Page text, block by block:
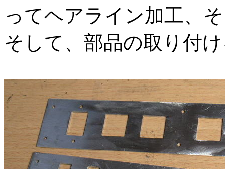
ってヘアライン加工、
そして、部品の取り付